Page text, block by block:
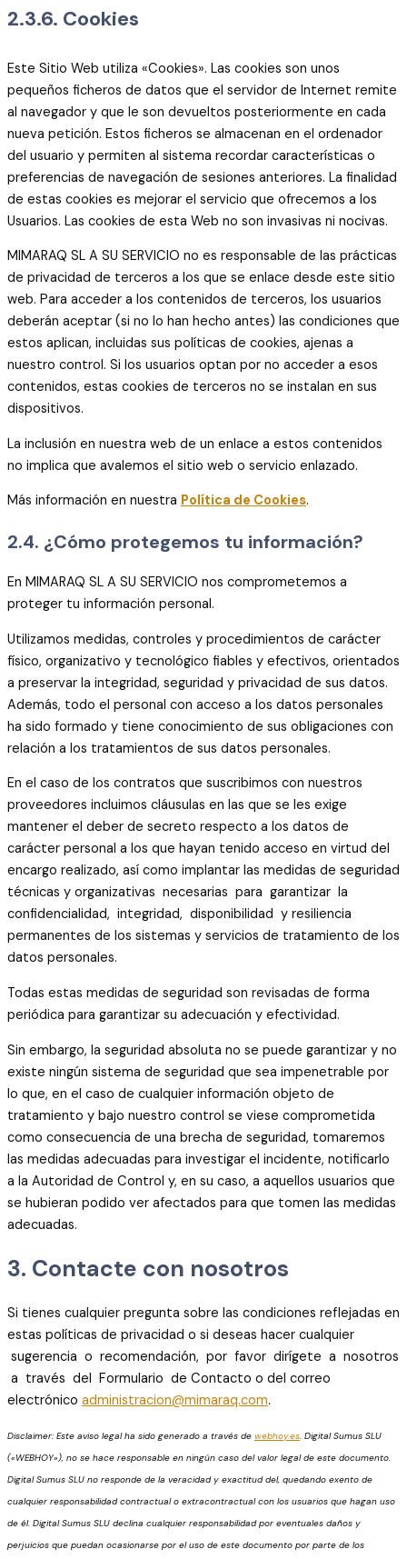
2.3.6. Cookies
Este Sitio Web utiliza «Cookies». Las cookies son unos
pequeños ficheros de datos que el servidor de Internet remite
al navegador y que le son devueltos posteriormente en cada
nueva petición. Estos ficheros se almacenan en el ordenador
del usuario y permiten al sistema recordar características o
preferencias de navegación de sesiones anteriores. La finalidad
de estas cookies es mejorar el servicio que ofrecemos a los
Usuarios. Las cookies de esta Web no son invasivas ni nocivas.
MIMARAQ SL A SU SERVICIO no es responsable de las prácticas
de privacidad de terceros a los que se enlace desde este sitio
web. Para acceder a los contenidos de terceros, los usuarios
deberán aceptar (si no lo han hecho antes) las condiciones que
estos aplican, incluidas sus políticas de cookies, ajenas a
nuestro control. Si los usuarios optan por no acceder a esos
contenidos, estas cookies de terceros no se instalan en sus
dispositivos.
La inclusión en nuestra web de un enlace a estos contenidos
no implica que avalemos el sitio web o servicio enlazado.
Más información en nuestra Política de Cookies.
2.4. ¿Cómo protegemos tu información?
En MIMARAQ SL A SU SERVICIO nos comprometemos a
proteger tu información personal.
Utilizamos medidas, controles y procedimientos de carácter
físico, organizativo y tecnológico fiables y efectivos, orientados
a preservar la integridad, seguridad y privacidad de sus datos.
Además, todo el personal con acceso a los datos personales
ha sido formado y tiene conocimiento de sus obligaciones con
relación a los tratamientos de sus datos personales.
En el caso de los contratos que suscribimos con nuestros
proveedores incluimos cláusulas en las que se les exige
mantener el deber de secreto respecto a los datos de
carácter personal a los que hayan tenido acceso en virtud del
encargo realizado, así como implantar las medidas de seguridad
técnicas y organizativas necesarias para garantizar la
confidencialidad, integridad, disponibilidad y resiliencia
permanentes de los sistemas y servicios de tratamiento de los
datos personales.
Todas estas medidas de seguridad son revisadas de forma
periódica para garantizar su adecuación y efectividad.
Sin embargo, la seguridad absoluta no se puede garantizar y no
existe ningún sistema de seguridad que sea impenetrable por
lo que, en el caso de cualquier información objeto de
tratamiento y bajo nuestro control se viese comprometida
como consecuencia de una brecha de seguridad, tomaremos
las medidas adecuadas para investigar el incidente, notificarlo
a la Autoridad de Control y, en su caso, a aquellos usuarios que
se hubieran podido ver afectados para que tomen las medidas
adecuadas.
3. Contacte con nosotros
Si tienes cualquier pregunta sobre las condiciones reflejadas en
estas políticas de privacidad o si deseas hacer cualquier
sugerencia o recomendación, por favor dirígete a nosotros
a través del Formulario de Contacto o del correo
electrónico administracion@mimaraq.com.
Disclaimer: Este aviso legal ha sido generado a través de webhoy.es. Digital Sumus SLU
(«WEBHOY»), no se hace responsable en ningún caso del valor legal de este documento.
Digital Sumus SLU no responde de la veracidad y exactitud del, quedando exento de
cualquier responsabilidad contractual o extracontractual con los usuarios que hagan uso
de él. Digital Sumus SLU declina cualquier responsabilidad por eventuales daños y
perjuicios que puedan ocasionarse por el uso de este documento por parte de los